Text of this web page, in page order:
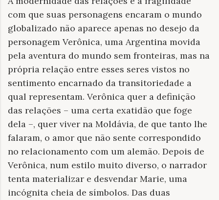
com que suas personagens encaram o mundo
globalizado não aparece apenas no desejo da
personagem Verônica, uma Argentina movida
pela aventura do mundo sem fronteiras, mas na
própria relação entre esses seres vistos no
sentimento encarnado da transitoriedade a
qual representam. Verônica quer a definição
das relações – uma certa exatidão que foge
dela –, quer viver na Moldávia, de que tanto lhe
falaram, o amor que não sente correspondido
no relacionamento com um alemão. Depois de
Verônica, num estilo muito diverso, o narrador
tenta materializar e desvendar Marie, uma
incógnita cheia de símbolos. Das duas